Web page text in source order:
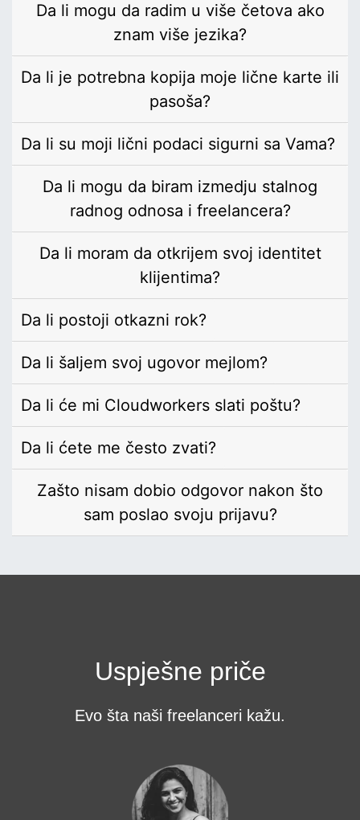
Da li mogu da radim u više četova ako
znam više jezika?
Da li je potrebna kopija moje lične karte ili
pasoša?
Da li su moji lični podaci sigurni sa Vama?
Da li mogu da biram izmedju stalnog
radnog odnosa i freelancera?
Da li moram da otkrijem svoj identitet
klijentima?
Da li postoji otkazni rok?
Da li šaljem svoj ugovor mejlom?
Da li će mi Cloudworkers slati poštu?
Da li ćete me često zvati?
Zašto nisam dobio odgovor nakon što
sam poslao svoju prijavu?
Uspješne priče
Evo šta naši freelanceri kažu.